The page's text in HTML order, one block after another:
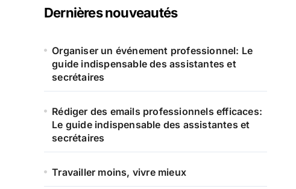
r
c
e
Dernières nouveautés
Organiser un événement professionnel: Le
guide indispensable des assistantes et
secrétaires
Rédiger des emails professionnels efficaces:
Le guide indispensable des assistantes et
secrétaires
Travailler moins, vivre mieux